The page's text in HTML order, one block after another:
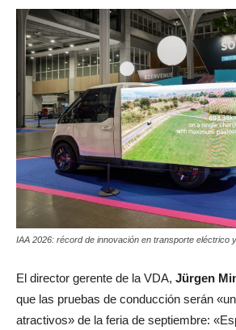
IAA 2026: récord de innovación en transporte eléctrico
El director gerente de la VDA, Jürgen
que las pruebas de conducción serán
atractivos» de la feria de septiembre: